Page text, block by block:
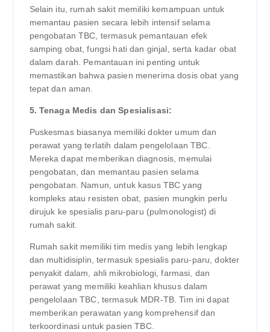
Selain itu, rumah sakit memiliki kemampuan untuk
memantau pasien secara lebih intensif selama
pengobatan TBC, termasuk pemantauan efek
samping obat, fungsi hati dan ginjal, serta kadar obat
dalam darah. Pemantauan ini penting untuk
memastikan bahwa pasien menerima dosis obat yang
tepat dan aman.
5. Tenaga Medis dan Spesialisasi:
Puskesmas biasanya memiliki dokter umum dan
perawat yang terlatih dalam pengelolaan TBC.
Mereka dapat memberikan diagnosis, memulai
pengobatan, dan memantau pasien selama
pengobatan. Namun, untuk kasus TBC yang
kompleks atau resisten obat, pasien mungkin perlu
dirujuk ke spesialis paru-paru (pulmonologist) di
rumah sakit.
Rumah sakit memiliki tim medis yang lebih lengkap
dan multidisiplin, termasuk spesialis paru-paru, dokter
penyakit dalam, ahli mikrobiologi, farmasi, dan
perawat yang memiliki keahlian khusus dalam
pengelolaan TBC, termasuk MDR-TB. Tim ini dapat
memberikan perawatan yang komprehensif dan
terkoordinasi untuk pasien TBC.